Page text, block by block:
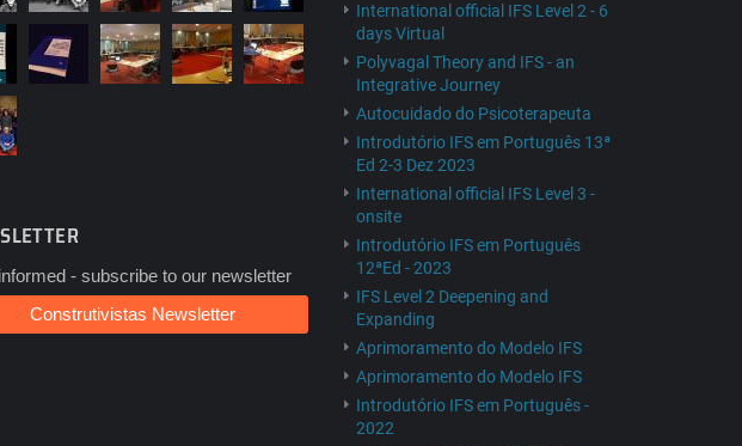
- subscribe to our newsletter
Construtivistas Newsletter
International official IFS Level 2 - 6
days Virtual
Polyvagal Theory and IFS - an
Integrative Journey
Autocuidado do Psicoterapeuta
Introdutório IFS em Português 13ª
Ed 2-3 Dez 2023
International official IFS Level 3 -
onsite
Introdutório IFS em Português
12ªEd - 2023
IFS Level 2 Deepening and
Expanding
Aprimoramento do Modelo IFS
Aprimoramento do Modelo IFS
Introdutório IFS em Português -
2022